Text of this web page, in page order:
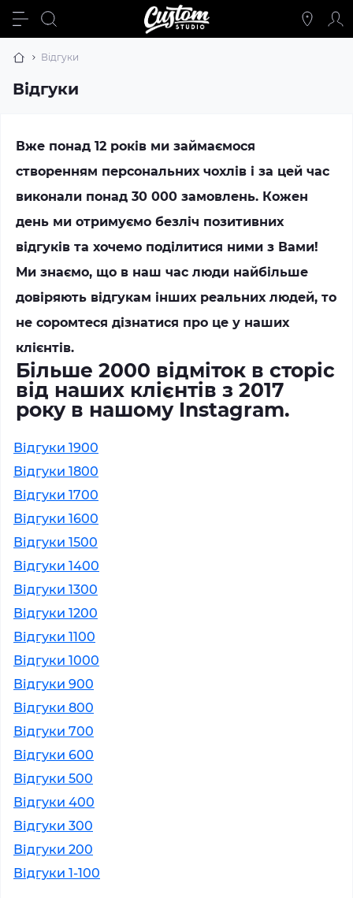
Відгуки
Відгуки
Вже понад 12 років ми займаємося
створенням персональних чохлів і за цей час
виконали понад 30 000 замовлень. Кожен
день ми отримуємо безліч позитивних
відгуків та хочемо поділитися ними з Вами!
Ми знаємо, що в наш час люди найбільше
довіряють відгукам інших реальних людей, то
не соромтеся дізнатися про це у наших
клієнтів.
Більше 2000 відміток в сторіс
від наших клієнтів з 2017
року в нашому Instagram.
Відгуки 1900
Відгуки 1800
Відгуки 1700
Відгуки 1600
Відгуки 1500
Відгуки 1400
Відгуки 1300
Відгуки 1200
Відгуки 1100
Відгуки 1000
Відгуки 900
Відгуки 800
Відгуки 700
Відгуки 600
Відгуки 500
Відгуки 400
Відгуки 300
Відгуки 200
Відгуки 1-100